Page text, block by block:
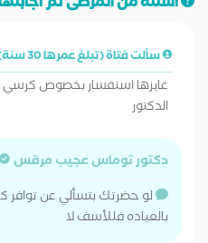
سألت فتاة (تبلغ عمرها 30 سنة)
عايزها استفسار بخصوص
الدكتور
دكتور توماس عجيب مرقس
لو حضرتك بتسألي عن
بالعياده فللأسف لا